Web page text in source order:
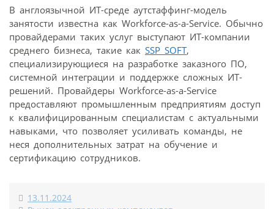
В англоязычной ИТ-среде аутстаффинг-модель
занятости известна как Workforce-as-a-Service. Обычно
провайдерами таких услуг выступают ИТ-компании
среднего бизнеса, такие как SSP SOFT,
специализирующиеся на разработке заказного ПО,
системной интеграции и поддержке сложных ИТ-
решений. Провайдеры Workforce-as-a-Service
предоставляют промышленным предприятиям доступ
к квалифицированным специалистам с актуальными
навыками, что позволяет усиливать команды, не
неся дополнительных затрат на обучение и
сертификацию сотрудников.
13.11.2024